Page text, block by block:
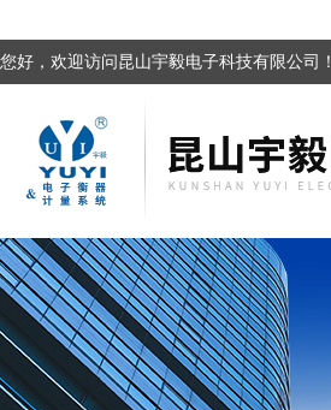
您好，欢迎访问昆山宇毅电子科技有限公司！